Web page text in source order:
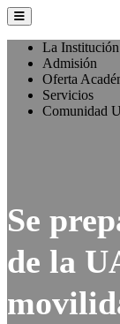
La Institución
Admisión
Oferta
Servicios
Comunidad
Se
de la